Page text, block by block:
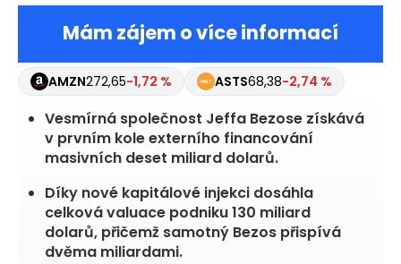
Mám zájem o více informací
AMZN272,65-1,72 % ASTS68,38-2,74 %
Vesmírná společnost Jeffa Bezose získává
v prvním kole externího financování
masivních deset miliard dolarů.
Díky nové kapitálové injekci dosáhla
celková valuace podniku 130 miliard
dolarů, přičemž samotný Bezos přispívá
dvěma miliardami.